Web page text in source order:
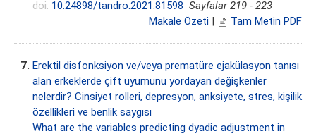
doi: 10.24898/tandro.2021.81598 Sayfalar 219 - 223
Makale Özeti
Tam Metin PDF
7. Erektil disfonksiyon ve/veya prematüre ejakülasyon tanısı
alan erkeklerde çift uyumunu yordayan değişkenler
nelerdir? Cinsiyet rolleri, depresyon, anksiyete, stres, kişilik
özellikleri ve benlik saygısı
What are the variables predicting dyadic adjustment in